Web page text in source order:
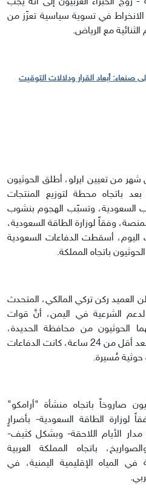
في تسوية سياسية تعزّز من
مع الرياض.
صنعاء: أبعاد القرار ودلالات التوقيت
شهر من تعيين ايرلو، أطلق الحوثيون
باتجاه محطة لتوزيع المنتجات
السعودية، وتسبّب الهجوم بنشوب
وفقاً لوزارة الطاقة السعودية،
أسقطت الدفاعات السعودية
باتجاه المملكة.
العميد ركن تركي المالكي، المتحدث
الشرعية في اليمن، أنَّ قوات
الحوثيون من محافظة الحديدة،
لتدمرهما نيران التحالف لاحقاً، وبعد أقل من 24 ساعة، كانت الدفاعات
صاروخاً باتجاه منشأة "أرامكو"
لوزارة الطاقة السعودية- بأضرارٍ
الأيام اللاحقة- وبشكل كثيف-
باتجاه المملكة العربية
المياه الإقليمية اليمنية، في